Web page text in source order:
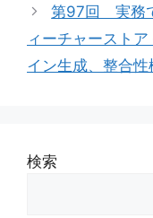
第97回 実務
ィーチャースト
イン生成、整合
検索